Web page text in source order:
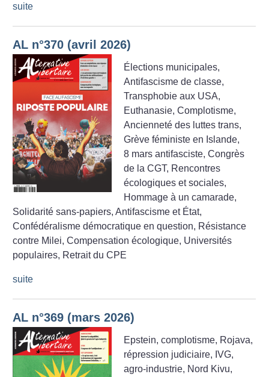
suite
AL n°370 (avril 2026)
Élections municipales,
Antifascisme de classe,
Transphobie aux USA,
Euthanasie, Complotisme,
Ancienneté des luttes trans,
Grève féministe en Islande,
8 mars antifasciste, Congrès
de la CGT, Rencontres
écologiques et sociales,
Hommage à un camarade,
Solidarité sans-papiers, Antifascisme et État,
Confédéralisme démocratique en question, Résistance
contre Milei, Compensation écologique, Universités
populaires, Retrait du CPE
suite
AL n°369 (mars 2026)
Epstein, complotisme, Rojava,
répression judiciaire, IVG,
agro-industrie, Nord Kivu,